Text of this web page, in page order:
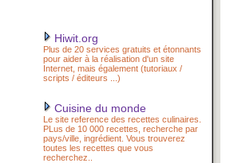
Hiwit.org
Plus de 20 services gratuits et étonnants
pour aider à la réalisation d'un site
Internet, mais également (tutoriaux /
scripts / éditeurs ...)
Cuisine du monde
Le site reference des recettes culinaires.
PLus de 10 000 recettes, recherche par
pays/ville, ingrédient. Vous trouverez
toutes les recettes que vous
recherchez..